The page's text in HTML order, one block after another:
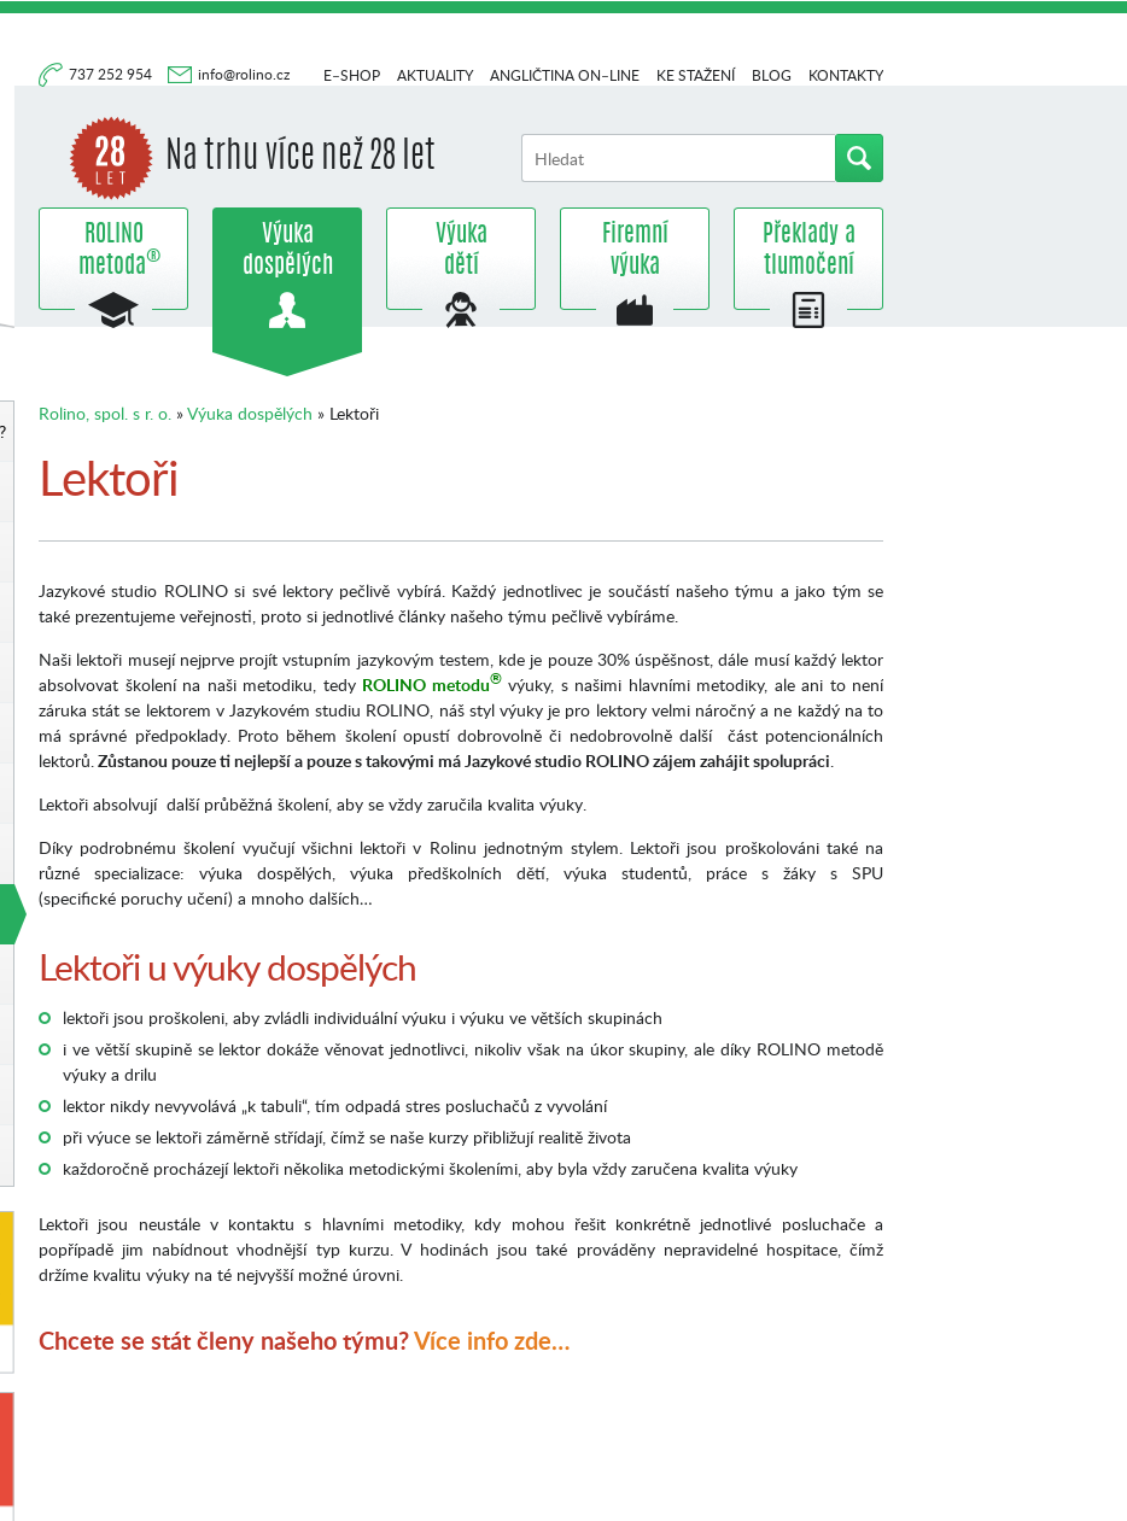
737 252 954 info@rolino.cz
Na trhu více než 28 let
E–SHOP AKTUALITY ANGLIČTINA ON–LINE KE STAŽENÍ BLOG KONTAKTY
ROLINO
metoda®
Výuka
dospělých
Výuka
dětí
Firemní
výuka
Překlady a
tlumočení
Rolino, spol. s r. o. »Výuka dospělých » Lektoři
Lektoři
Jazykové studio ROLINO si své lektory pečlivě vybírá. Každý jednotlivec je součástí našeho týmu a jako tým se
také prezentujeme veřejnosti, proto si jednotlivé články našeho týmu pečlivě vybíráme.
Naši lektoři musejí nejprve projít vstupním jazykovým testem, kde je pouze 30% úspěšnost, dále musí každý lektor
absolvovat školení na naši metodiku, tedy ROLINO metodu®výuky, s našimi hlavními metodiky, ale ani to není
záruka stát se lektorem v Jazykovém studiu ROLINO, náš styl výuky je pro lektory velmi náročný a ne každý na to
má správné předpoklady. Proto během školení opustí dobrovolně či nedobrovolně další část potencionálních
lektorů.Zůstanou pouze ti nejlepší a pouze s takovými má Jazykové studio ROLINO zájem zahájit spolupráci.
Lektoři absolvují další průběžná školení, aby se vždy zaručila kvalita výuky.
Díky podrobnému školení vyučují všichni lektoři v Rolinu jednotným stylem. Lektoři jsou proškolováni také na
různé specializace: výuka dospělých, výuka předškolních dětí, výuka studentů, práce s žáky s SPU
(specifické poruchy učení) a mnoho dalších…
Lektoři u výuky dospělých
lektoři jsou proškoleni, aby zvládli individuální výuku i výuku ve větších skupinách
i ve větší skupině se lektor dokáže věnovat jednotlivci, nikoliv však na úkor skupiny, ale díky ROLINO metodě
výuky a drilu
lektor nikdy nevyvolává „k tabuli“, tím odpadá stres posluchačů z vyvolání
při výuce se lektoři záměrně střídají, čímž se naše kurzy přibližují realitě života
každoročně procházejí lektoři několika metodickými školeními, aby byla vždy zaručena kvalita výuky
Lektoři jsou neustále v kontaktu s hlavními metodiky, kdy mohou řešit konkrétně jednotlivé posluchače a
popřípadě jim nabídnout vhodnější typ kurzu. V hodinách jsou také prováděny nepravidelné hospitace, čímž
držíme kvalitu výuky na té nejvyšší možné úrovni.
Chcete se stát členy našeho týmu?Více info zde…